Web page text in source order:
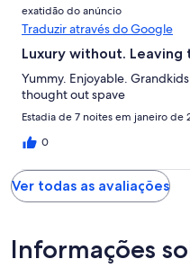
exatidão do anúncio
Traduzir através do Google
Luxury without. Leaving
Yummy. Enjoyable.
thought out spave
Estadia de 7 noites em janeiro de
0
Ver todas as avaliações
Informações